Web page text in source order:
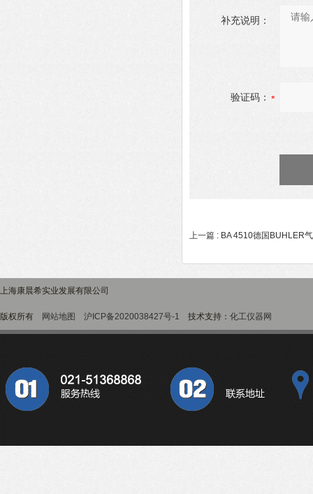
补充说明：
验证码：
上一篇 : BA 4510德国BUHLER
上海康晨希实业发展有限公司
版权所有 网站地图 沪ICP备2020038427号-1 技术支持： 化工仪器网